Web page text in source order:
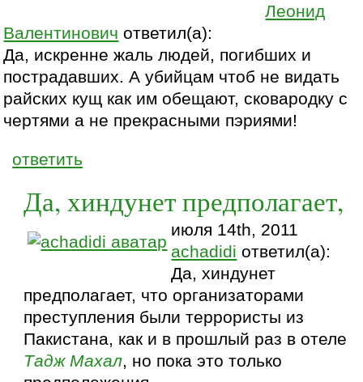
Леонид
Валентинович ответил(а):
Да, искренне жаль людей, погибших и
пострадавших. А убийцам чтоб не видать
райских кущ как им обещают, сковародку с
чертями а не прекрасными пэриями!
ответить
Да, хиндунет предполагает,
июля 14th, 2011
achadidi ответил(а):
Да, хиндунет
предполагает, что организаторами
преступления были террористы из
Пакистана, как и в прошлый раз в отеле
Тадж Махал, но пока это только